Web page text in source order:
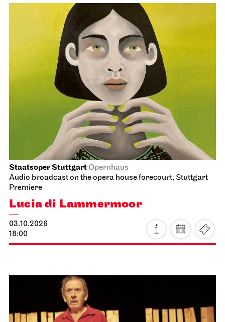
Staatsoper StuttgartOpernhaus
Audio broadcast on the opera house forecourt, Stuttgart
Premiere
Lucia di Lammermoor
03.10.2026
18:00